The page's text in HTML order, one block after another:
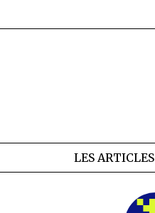
LES ARTICLES